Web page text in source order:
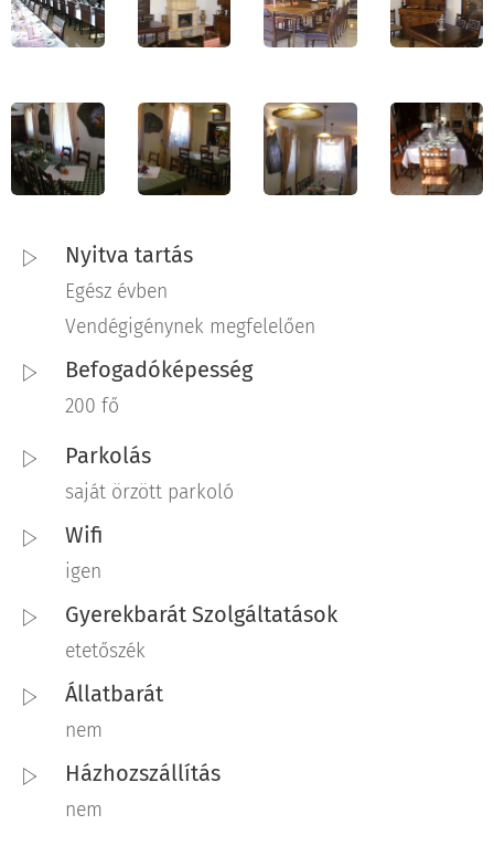
Nyitva tartás
Egész évben
Vendégigénynek megfelelően
Befogadóképesség
200 fő
Parkolás
saját örzött parkoló
Wifi
igen
Gyerekbarát Szolgáltatások
etetőszék
Állatbarát
nem
Házhozszállítás
nem